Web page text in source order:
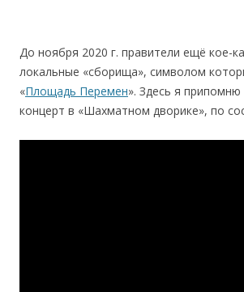
До ноября 2020 г. правители ещё кое-
локальные «сборища», символом
«Площадь Перемен». Здесь я припомню
концерт в «Шахматном дворике», по